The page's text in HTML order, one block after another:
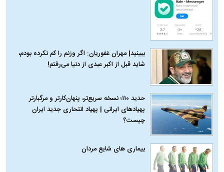
ببینید| مهران غفوریان: اگر وزنم را کم نکرده بودم،
شاید قبل از اکبر عبدی از دنیا می‌رفتم!
حدید ۱۱۰؛ نسخه سریع‌تر، پنهان‌کارتر و مرگبارتر
پهپادهای ایرانی | پهپاد انتحاری جدید ایران
چیست؟
بیماری‌ های شایع مردان